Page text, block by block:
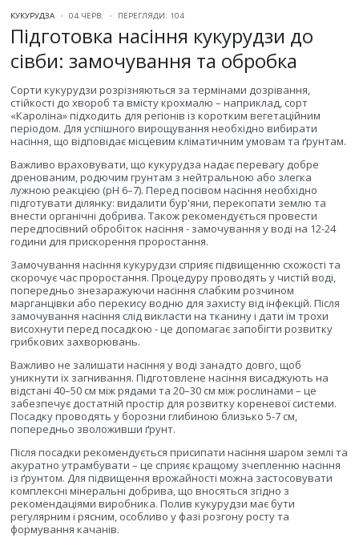
КУКУРУДЗА 04.ЧЕРВ. ПЕРЕГЛЯДИ: 104
Підготовка насіння кукурудзи до
сівби: замочування та обробка
Сорти кукурудзи розрізняються за термінами дозрівання,
стійкості до хвороб та вмісту крохмалю – наприклад, сорт
«Кароліна» підходить для регіонів із коротким вегетаційним
періодом. Для успішного вирощування необхідно вибирати
насіння, що відповідає місцевим кліматичним умовам та ґрунтам.
Важливо враховувати, що кукурудза надає перевагу добре
дренованим, родючим грунтам з нейтральною або злегка
лужною реакцією (pH 6–7). Перед посівом насіння необхідно
підготувати ділянку: видалити бур'яни, перекопати землю та
внести органічні добрива. Також рекомендується провести
передпосівний обробіток насіння - замочування у воді на 12-24
години для прискорення проростання.
Замочування насіння кукурудзи сприяє підвищенню схожості та
скорочує час проростання. Процедуру проводять у чистій воді,
попередньо знезаражуючи насіння слабким розчином
марганцівки або перекису водню для захисту від інфекцій. Після
замочування насіння слід викласти на тканину і дати їм трохи
висохнути перед посадкою - це допомагає запобігти розвитку
грибкових захворювань.
Важливо не залишати насіння у воді занадто довго, щоб
уникнути їх загнивання. Підготовлене насіння висаджують на
відстані 40–50 см між рядами та 20–30 см між рослинами – це
забезпечує достатній простір для розвитку кореневої системи.
Посадку проводять у борозни глибиною близько 5-7 см,
попередньо зволоживши ґрунт.
Після посадки рекомендується присипати насіння шаром землі та
акуратно утрамбувати – це сприяє кращому зчепленню насіння
із ґрунтом. Для підвищення врожайності можна застосовувати
комплексні мінеральні добрива, що вносяться згідно з
рекомендаціями виробника. Полив кукурудзи має бути
регулярним і рясним, особливо у фазі розгону росту та
формування качанів.